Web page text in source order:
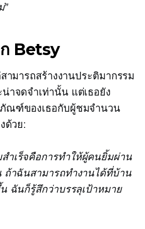
”
Betsy
ามารถสร้างงานประติมากรรม
าจดจำเท่านั้น แต่เธอยัง
ณฑ์ของเธอกับผู้ชมจำนวน
ด้วย:
ำเร็จคือการทำให้ผู้คนยิ้มผ่าน
ถ้าฉันสามารถทำงานได้ที่บ้าน
ฉันก็รู้สึกว่าบรรลุเป้าหมาย